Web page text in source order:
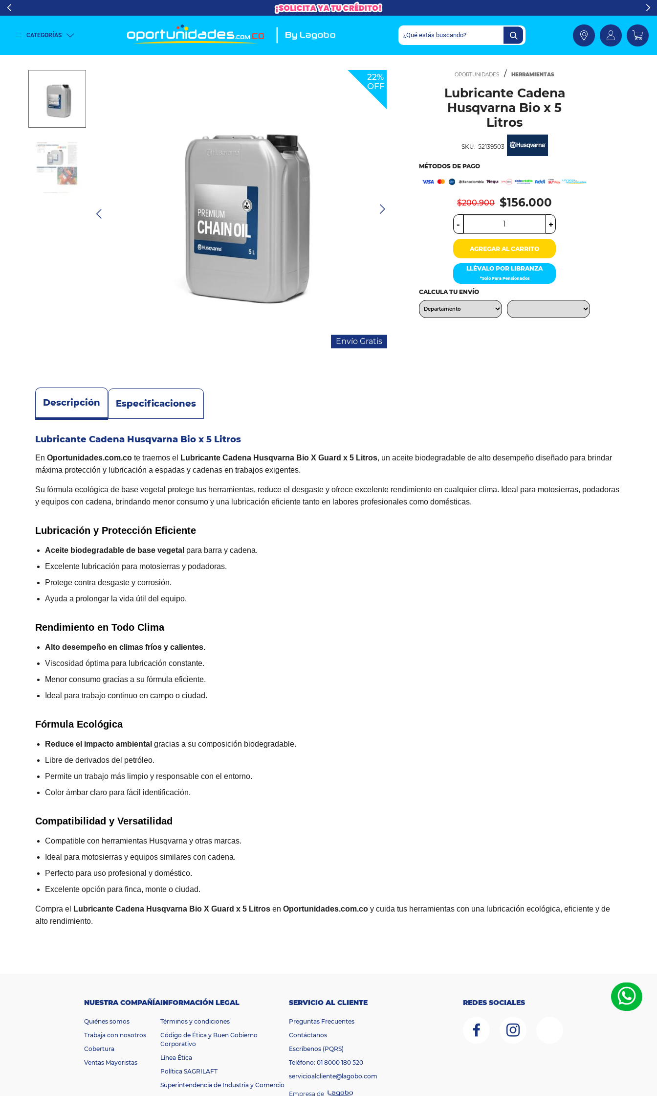
CATEGORÍAS
Secado
Refrigeración
Refrigeración
Aire y
Climatización
Colchones
22%
OFF
Envío Gratis
HERRAMIENTAS
Lubricante Cadena
Husqvarna Bio x 5
Litros
SKU: 52139503
MÉTODOS DE PAGO
$200.900 $156.000
- +
AGREGAR AL CARRITO
LLÉVALO POR LIBRANZA
*Solo Para Pensionados
CALCULA TU ENVÍO
Descripción Especificaciones
Lubricante Cadena Husqvarna Bio x 5 Litros
En Oportunidades.com.co te traemos el Lubricante Cadena Husqvarna Bio X Guard x 5 Litros, un aceite biodegradable de alto desempeño diseñado para brindar
máxima protección y lubricación a espadas y cadenas en trabajos exigentes.
Su fórmula ecológica de base vegetal protege tus herramientas, reduce el desgaste y ofrece excelente rendimiento en cualquier clima. Ideal para motosierras, podadoras
y equipos con cadena, brindando menor consumo y una lubricación eficiente tanto en labores profesionales como domésticas.
Lubricación y Protección Eficiente
Aceite biodegradable de base vegetal para barra y cadena.
Excelente lubricación para motosierras y podadoras.
Protege contra desgaste y corrosión.
Ayuda a prolongar la vida útil del equipo.
Rendimiento en Todo Clima
Alto desempeño en climas fríos y calientes.
Viscosidad óptima para lubricación constante.
Menor consumo gracias a su fórmula eficiente.
Ideal para trabajo continuo en campo o ciudad.
Fórmula Ecológica
Reduce el impacto ambiental gracias a su composición biodegradable.
Libre de derivados del petróleo.
Permite un trabajo más limpio y responsable con el entorno.
Color ámbar claro para fácil identificación.
Compatibilidad y Versatilidad
Compatible con herramientas Husqvarna y otras marcas.
Ideal para motosierras y equipos similares con cadena.
Perfecto para uso profesional y doméstico.
Excelente opción para finca, monte o ciudad.
Compra el Lubricante Cadena Husqvarna Bio X Guard x 5 Litros en Oportunidades.com.co y cuida tus herramientas con una lubricación ecológica, eficiente y de
alto rendimiento.
$500.000
Husqvarna
NUESTRA COMPAÑÍA
Quiénes somos
Trabaja con nosotros
Cobertura
Ventas Mayoristas
INFORMACIÓN LEGAL
Términos y condiciones
Código de Ética y Buen Gobierno
Corporativo
Línea Ética
Política SAGRILAFT
Superintendencia de Industria y Comercio
SERVICIO AL CLIENTE
Preguntas Frecuentes
Contáctanos
Escríbenos (PQRS)
Teléfono: 01 8000 180 520
servicioalcliente@lagobo.com
Empresa de
REDES SOCIALES